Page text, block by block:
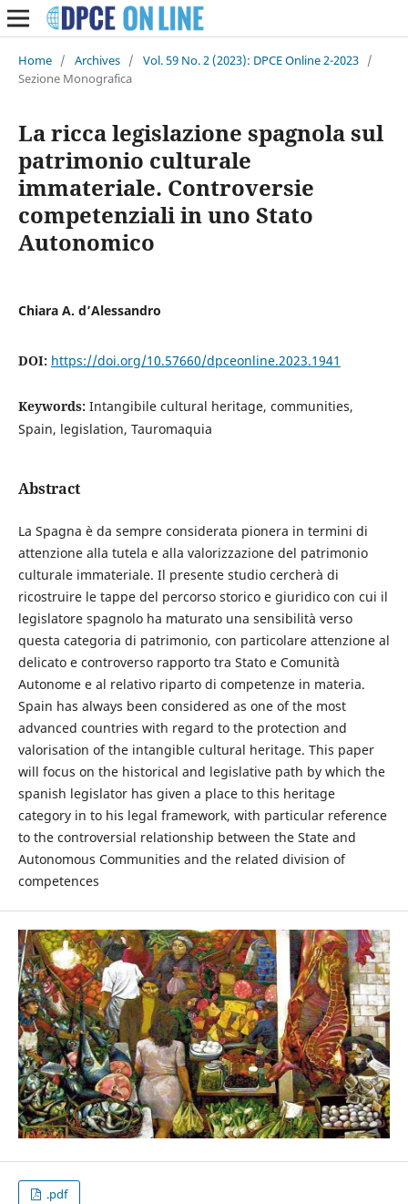
Home / Archives / Vol. 59 No. 2 (2023): DPCE Online 2-2023 /
Sezione Monografica
La ricca legislazione spagnola sul
patrimonio culturale
immateriale. Controversie
competenziali in uno Stato
Autonomico
Chiara A. d’Alessandro
DOI: https://doi.org/10.57660/dpceonline.2023.1941
Keywords: Intangibile cultural heritage, communities,
Spain, legislation, Tauromaquia
Abstract
La Spagna è da sempre considerata pionera in termini di
attenzione alla tutela e alla valorizzazione del patrimonio
culturale immateriale. Il presente studio cercherà di
ricostruire le tappe del percorso storico e giuridico con cui il
legislatore spagnolo ha maturato una sensibilità verso
questa categoria di patrimonio, con particolare attenzione al
delicato e controverso rapporto tra Stato e Comunità
Autonome e al relativo riparto di competenze in materia.
Spain has always been considered as one of the most
advanced countries with regard to the protection and
valorisation of the intangible cultural heritage. This paper
will focus on the historical and legislative path by which the
spanish legislator has given a place to this heritage
category in to his legal framework, with particular reference
to the controversial relationship between the State and
Autonomous Communities and the related division of
competences
.pdf